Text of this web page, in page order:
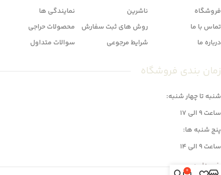
فروشگاه
تماس با ما
درباره ما
ناشرین
روش های ثبت سفارش
شرایط مرجوعی
نمایندگی ها
محصولات حراجی
سوالات متداول
زمان بندی فروشگاه
شنبه تا چهار شنبه:
ساعت 9 الی 17
پنج شنبه ها:
ساعت 9 الی 14
خبرنامه 0